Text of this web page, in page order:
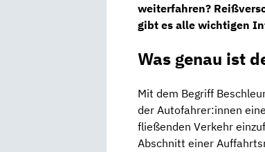
weiterfahren?
gibt es alle wichtigen
Was genau ist
Mit dem Begriff
der Autofahrer:innen
fließenden Verkehr
Abschnitt einer